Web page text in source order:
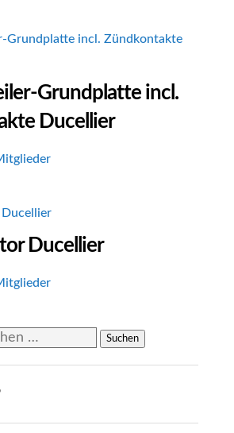
Grundplatte incl.
Ducellier
Ducellier
Suchen